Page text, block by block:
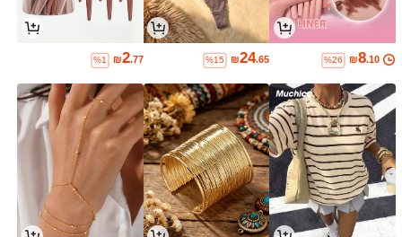
₪8.10
%26
₪24.65
%15
₪2.77
%1